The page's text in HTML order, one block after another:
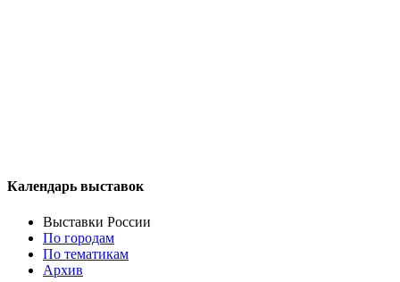
Календарь выставок
Выставки России
По городам
По тематикам
Архив